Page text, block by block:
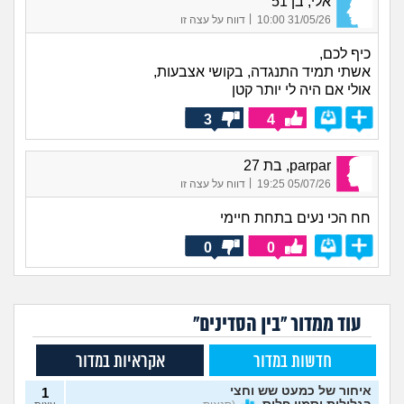
31/05/26 10:00
| דווח על עצה זו
כיף לכם,
אשתי תמיד התנגדה, בקושי אצבעות,
אולי אם היה לי יותר קטן
4
3
parpar, בת 27
05/07/26 19:25 דווח על עצה זו
חח הכי נעים בתחת חיימי
0
0
עוד ממדור "בין הסדינים"
חדשות במדור אקראיות במדור
איחור של כמעט שש וחצי
1